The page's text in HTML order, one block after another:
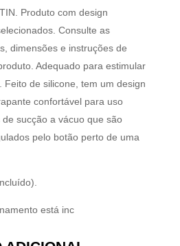
Produto com design
Consulte as
dimensões e instruções de
Adequado para estimular
Feito de silicone, tem um design
confortável para uso
sucção a vácuo que são
pelo botão perto de uma
está inc